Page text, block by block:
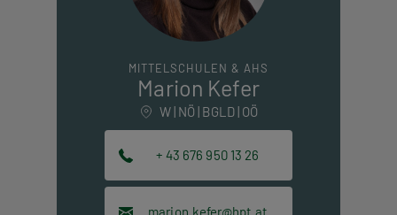
MITTELSCHULEN & AHS
Marion Kefer
W | NÖ | BGLD | OÖ
+ 43 676 950 13 26
marion.kefer@hpt.at